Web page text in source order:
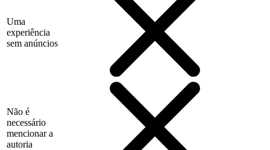
Uma
experiência
sem anúncios
Não é
necessário
mencionar a
autoria